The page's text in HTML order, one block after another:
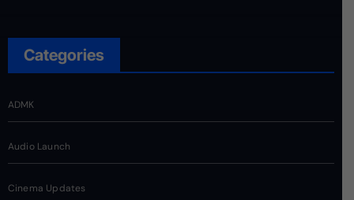
Categories
ADMK
Audio Launch
Cinema Updates